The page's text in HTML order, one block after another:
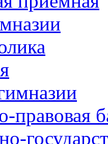
правовая